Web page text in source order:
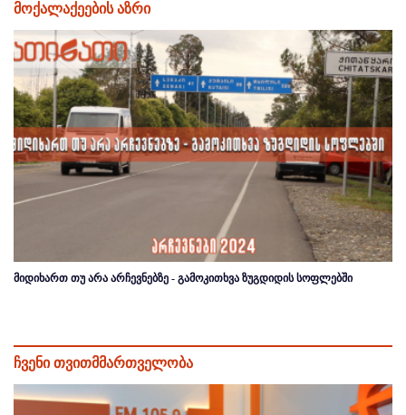
მოქალაქეების აზრი
მიდიხართ თუ არა არჩევნებზე - გამოკითხვა ზუგდიდის სოფლებში
ჩვენი თვითმმართველობა